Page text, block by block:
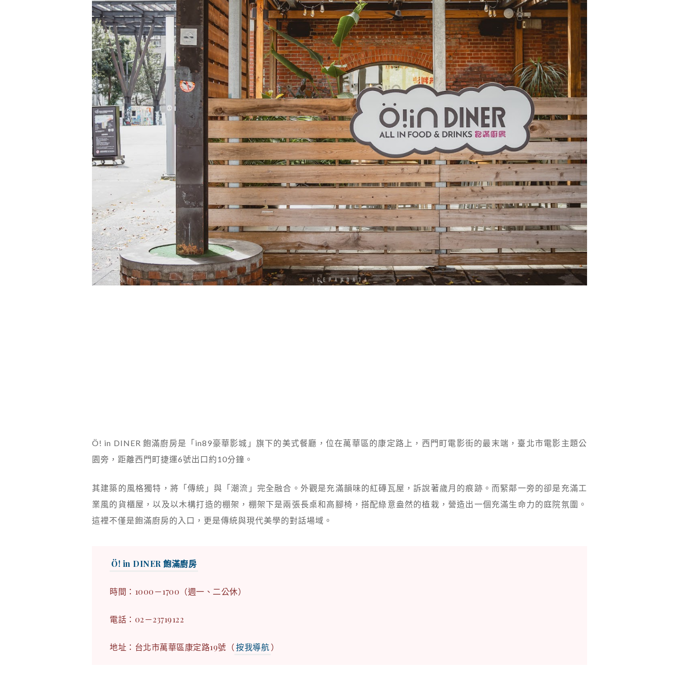
Ö! in DINER 飽滿廚房是「in89豪華影城」旗下的美式餐廳，位在萬華區的康定路上，西門町電影街的最末端，臺北市電影主題公
園旁，距離西門町捷運6號出口約10分鐘。
其建築的風格獨特，將「傳統」與「潮流」完全融合。外觀是充滿韻味的紅磚瓦屋，訴說著歲月的痕跡。而緊鄰一旁的卻是充滿工
業風的貨櫃屋，以及以木構打造的棚架，棚架下是兩張長桌和高腳椅，搭配綠意盎然的植栽，營造出一個充滿生命力的庭院氛圍。
這裡不僅是飽滿廚房的入口，更是傳統與現代美學的對話場域。
Ö! in DINER 飽滿廚房
時間：1000－1700（週一、二公休）
電話：02－23719122
地址：台北市萬華區康定路19號（按我導航）